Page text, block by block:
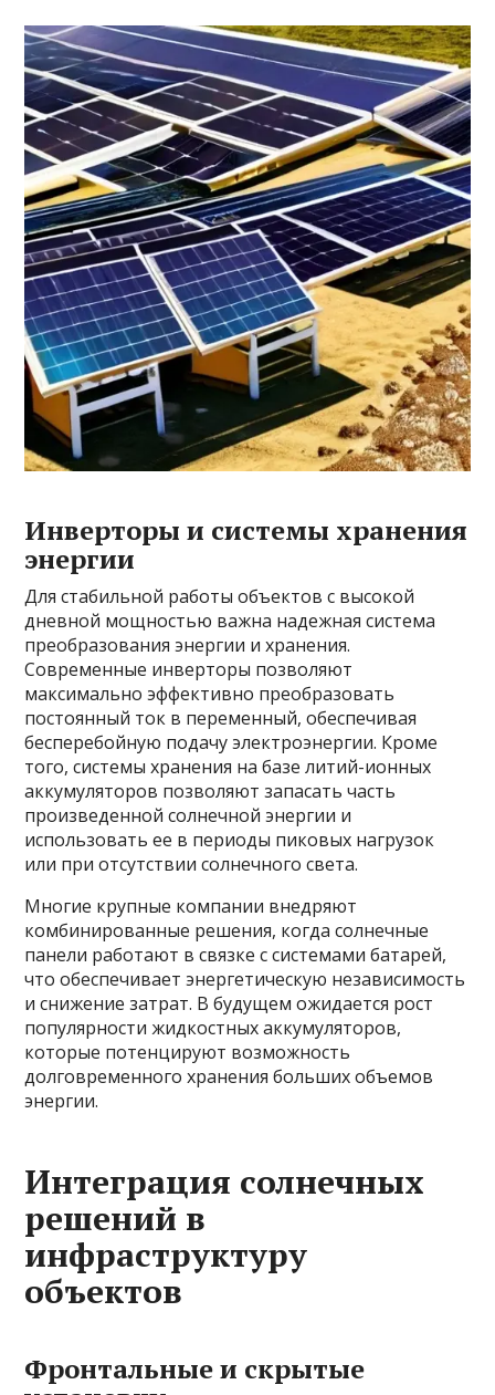
Инверторы и системы хранения
энергии
Для стабильной работы объектов с высокой
дневной мощностью важна надежная система
преобразования энергии и хранения.
Современные инверторы позволяют
максимально эффективно преобразовать
постоянный ток в переменный, обеспечивая
бесперебойную подачу электроэнергии. Кроме
того, системы хранения на базе литий-ионных
аккумуляторов позволяют запасать часть
произведенной солнечной энергии и
использовать ее в периоды пиковых нагрузок
или при отсутствии солнечного света.
Многие крупные компании внедряют
комбинированные решения, когда солнечные
панели работают в связке с системами батарей,
что обеспечивает энергетическую независимость
и снижение затрат. В будущем ожидается рост
популярности жидкостных аккумуляторов,
которые потенцируют возможность
долговременного хранения больших объемов
энергии.
Интеграция солнечных
решений в
инфраструктуру
объектов
Фронтальные и скрытые